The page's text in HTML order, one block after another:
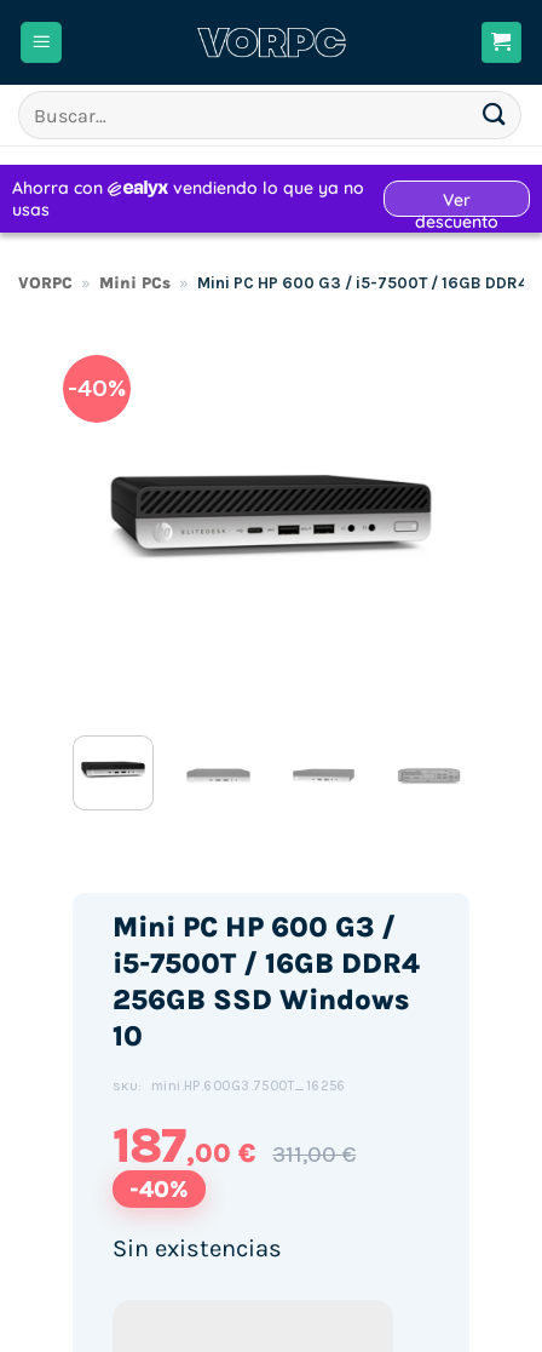
Buscar
por:
VORPC » Mini PCs » Mini PC HP 600 G3 / i5-7500T / 16GB DDR4
-40%
Mini PC HP 600 G3 /
i5-7500T / 16GB DDR4
256GB SSD Windows
10
SKU: mini.HP.600G3.7500T_16256
187,00 € 311,00 €
-40%
Sin existencias